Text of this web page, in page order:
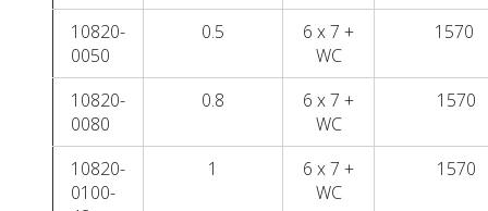
10820-
0050
0.5
6 x 7 +
WC
1570
10820-
0080
0.8
6 x 7 +
WC
1570
10820-
0100-
1
6 x 7 +
WC
1570